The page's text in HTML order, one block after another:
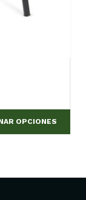
OPCIONES